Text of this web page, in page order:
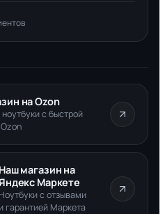
на Ozon
с быстрой
Наш магазин на
Маркете
Ноутбуки с отзывами
и гарантией Маркета